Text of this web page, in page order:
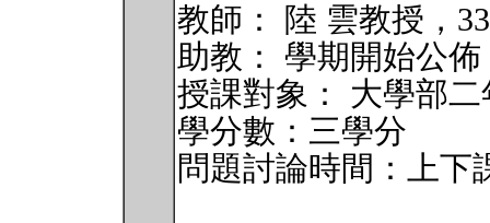
教師： 陸 雲教授，
助教： 學期開始公佈
授課對象： 大學部
學分數：三學分
問題討論時間：上下